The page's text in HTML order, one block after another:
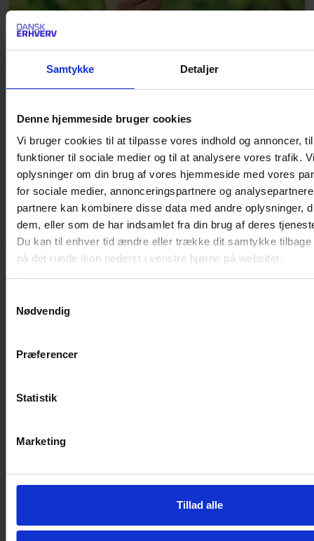
Samtykke Detaljer
Denne hjemmeside bruger cookies
Vi bruger cookies til at tilpasse vores indhold og annoncer,
funktioner til sociale medier og til at analysere vores trafik.
oplysninger om din brug af vores hjemmeside med vores
for sociale medier, annonceringspartnere og
partnere kan kombinere disse data med andre oplysninger,
dem, eller som de har indsamlet fra din brug af deres
Du kan til enhver tid ændre eller trække dit samtykke
på det runde ikon nederst i venstre hjørne på websitet.
Nødvendig
Præferencer
Statistik
Marketing
Tillad alle
NYHED
CSRD – oftest stillede spørgsmål
Hvilke virksomheder er omfattet af de nye regler om
Hvilke standarder skal der bruges og er det
obligatorisk at bruge en revisor? Alt det og meget
mere kan du få svar i denne FAQ, hvor vi stiller
skarpt på Corporate Sustainability Reporting
Directive, og ikke mindst på, hvad det betyder for
dig og din virksomhed.
NYHED
Status for CSRD: Hvornår kommer
virksomheder, men hvornår kommer de standarder,